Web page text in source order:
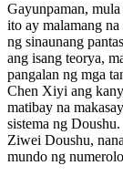
Gayunpaman,
ito ay malamang
ng sinaunang
ang isang teorya,
pangalan ng mga
Chen Xiyi ang
matibay na
sistema ng
Ziwei Doushu,
mundo ng